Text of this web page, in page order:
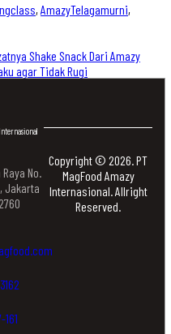
, AmazyTelagamurni,
Shake Snack Dari Amazy
agar Tidak Rugi
No.
Jakarta
161
Copyright © 2026. PT
MagFood Amazy
Internasional. Allright
Reserved.